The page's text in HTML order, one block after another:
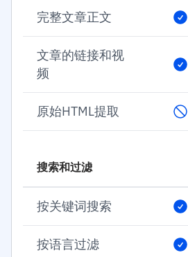
完整文章正文
文章的链接和视
频
原始HTML提取
搜索和过滤
按关键词搜索
按语言过滤